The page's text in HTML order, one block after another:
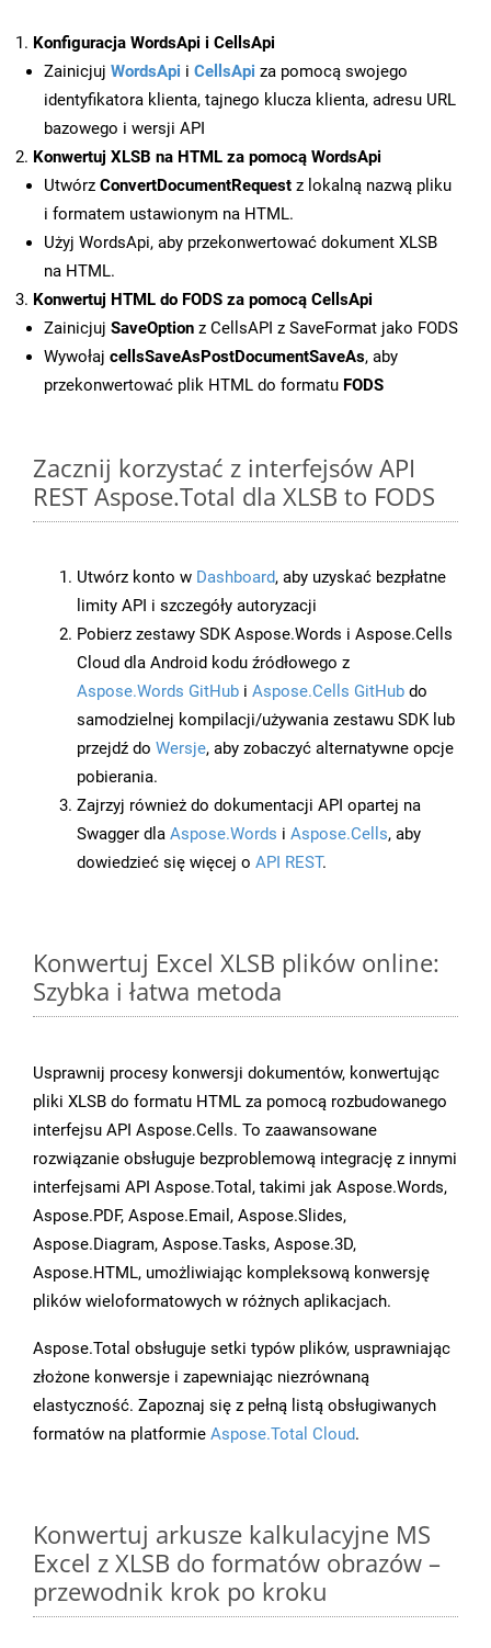
Konfiguracja WordsApi i CellsApi
Zainicjuj WordsApi i CellsApi za pomocą swojego
identyfikatora klienta, tajnego klucza klienta, adresu URL
bazowego i wersji API
Konwertuj XLSB na HTML za pomocą WordsApi
Utwórz ConvertDocumentRequest z lokalną nazwą pliku
i formatem ustawionym na HTML.
Użyj WordsApi, aby przekonwertować dokument XLSB
na HTML.
Konwertuj HTML do FODS za pomocą CellsApi
Zainicjuj SaveOption z CellsAPI z SaveFormat jako FODS
Wywołaj cellsSaveAsPostDocumentSaveAs, aby
przekonwertować plik HTML do formatu FODS
Zacznij korzystać z interfejsów API
REST Aspose.Total dla XLSB to FODS
Utwórz konto w Dashboard, aby uzyskać bezpłatne
limity API i szczegóły autoryzacji
Pobierz zestawy SDK Aspose.Words i Aspose.Cells
Cloud dla Android kodu źródłowego z
Aspose.Words GitHub i Aspose.Cells GitHub do
samodzielnej kompilacji/używania zestawu SDK lub
przejdź do Wersje, aby zobaczyć alternatywne opcje
pobierania.
Zajrzyj również do dokumentacji API opartej na
Swagger dla Aspose.Words i Aspose.Cells, aby
dowiedzieć się więcej o API REST.
Konwertuj Excel XLSB plików online:
Szybka i łatwa metoda
Usprawnij procesy konwersji dokumentów, konwertując
pliki XLSB do formatu HTML za pomocą rozbudowanego
interfejsu API Aspose.Cells. To zaawansowane
rozwiązanie obsługuje bezproblemową integrację z innymi
interfejsami API Aspose.Total, takimi jak Aspose.Words,
Aspose.PDF, Aspose.Email, Aspose.Slides,
Aspose.Diagram, Aspose.Tasks, Aspose.3D,
Aspose.HTML, umożliwiając kompleksową konwersję
plików wieloformatowych w różnych aplikacjach.
Aspose.Total obsługuje setki typów plików, usprawniając
złożone konwersje i zapewniając niezrównaną
elastyczność. Zapoznaj się z pełną listą obsługiwanych
formatów na platformie Aspose.Total Cloud.
Konwertuj arkusze kalkulacyjne MS
Excel z XLSB do formatów obrazów –
przewodnik krok po kroku